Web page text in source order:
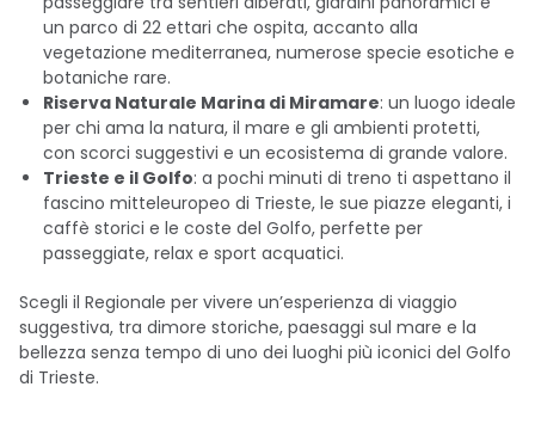
un parco di 22 ettari che ospita, accanto alla
vegetazione mediterranea, numerose specie esotiche e
botaniche rare.
Riserva Naturale Marina di Miramare: un luogo ideale
per chi ama la natura, il mare e gli ambienti protetti,
con scorci suggestivi e un ecosistema di grande valore.
Trieste e il Golfo: a pochi minuti di treno ti aspettano il
fascino mitteleuropeo di Trieste, le sue piazze eleganti, i
caffè storici e le coste del Golfo, perfette per
passeggiate, relax e sport acquatici.
Scegli il Regionale per vivere un’esperienza di viaggio
suggestiva, tra dimore storiche, paesaggi sul mare e la
bellezza senza tempo di uno dei luoghi più iconici del Golfo
di Trieste.